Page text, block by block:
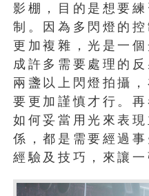
影棚，目的是想要
制。因為多閃燈的
更加複雜，光是一
成許多需要處理的
兩盞以上閃燈拍攝
要更加謹慎才行。
如何妥當用光來表
係，都是需要經過
經驗及技巧，來讓一